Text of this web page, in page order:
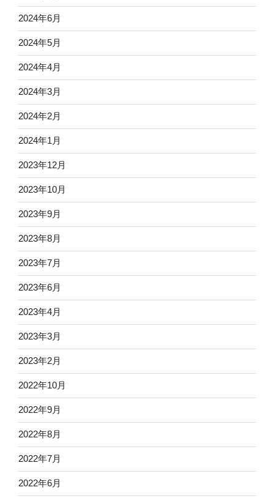
2024年6月
2024年5月
2024年4月
2024年3月
2024年2月
2024年1月
2023年12月
2023年10月
2023年9月
2023年8月
2023年7月
2023年6月
2023年4月
2023年3月
2023年2月
2022年10月
2022年9月
2022年8月
2022年7月
2022年6月